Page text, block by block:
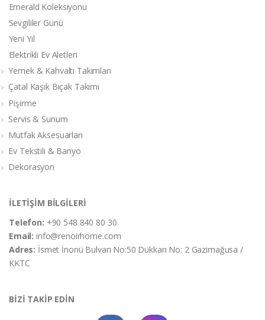
Emerald Koleksiyonu
Sevgililer Günü
Yeni Yıl
Elektrikli Ev Aletleri
Yemek & Kahvaltı Takımları
Çatal Kaşık Bıçak Takımı
Pişirme
Servis & Sunum
Mutfak Aksesuarları
Ev Tekstili & Banyo
Dekorasyon
İLETİŞİM BİLGİLERİ
Telefon: +90 548 840 80 30
Email:info@renoirhome.com
Adres: İsmet İnonü Bulvarı No:50 Dükkan No: 2 Gazimağusa /
KKTC
BİZİ TAKİP EDİN